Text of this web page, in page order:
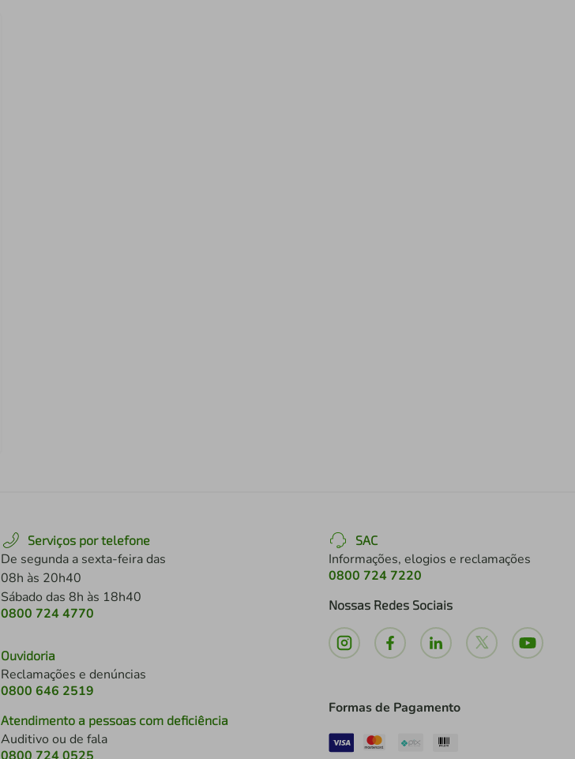
Serviços por telefone
De segunda a sexta-feira das
08h às 20h40
Sábado das 8h às 18h40
0800 724 4770
Ouvidoria
Reclamações e denúncias
0800 646 2519
Atendimento a pessoas com deficiência
Auditivo ou de fala
SAC
Informações, elogios e reclamações
0800 724 7220
Nossas Redes Sociais
Formas de Pagamento